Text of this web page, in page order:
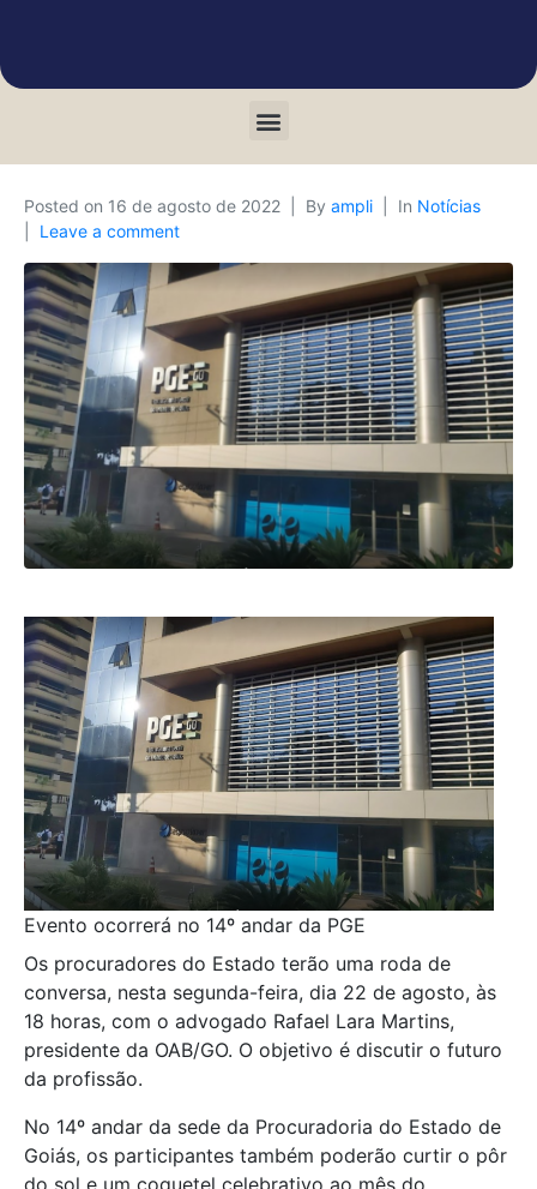
Posted on 16 de agosto de 2022 By ampli In Notícias
Leave a comment
Evento ocorrerá no 14º andar da PGE
Os procuradores do Estado terão uma roda de
conversa, nesta segunda-feira, dia 22 de agosto, às
18 horas, com o advogado Rafael Lara Martins,
presidente da OAB/GO. O objetivo é discutir o futuro
da profissão.
No 14º andar da sede da Procuradoria do Estado de
Goiás, os participantes também poderão curtir o pôr
do sol e um coquetel celebrativo ao mês do